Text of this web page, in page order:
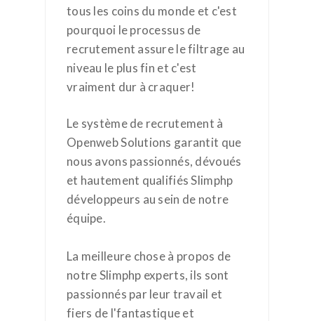
tous les coins du monde et c'est
pourquoi le processus de
recrutement assure le filtrage au
niveau le plus fin et c'est
vraiment dur à craquer!
Le système de recrutement à
Openweb Solutions garantit que
nous avons passionnés, dévoués
et hautement qualifiés Slimphp
développeurs au sein de notre
équipe.
La meilleure chose à propos de
notre Slimphp experts, ils sont
passionnés par leur travail et
fiers de l'fantastique et